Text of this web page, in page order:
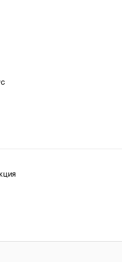
авторских прав